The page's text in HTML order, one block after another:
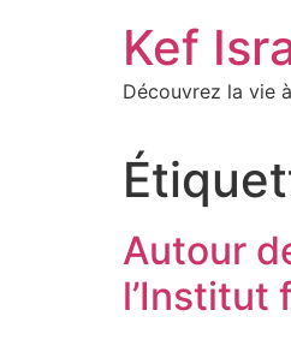
Kef
Découvrez la vie
Autour
l’Institut